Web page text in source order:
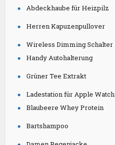
Abdeckhaube für Heizpilz
Herren Kapuzenpullover
Wireless Dimming Schalter
Handy Autohalterung
Grüner Tee Extrakt
Ladestation für Apple Watch
Blaubeere Whey Protein
Bartshampoo